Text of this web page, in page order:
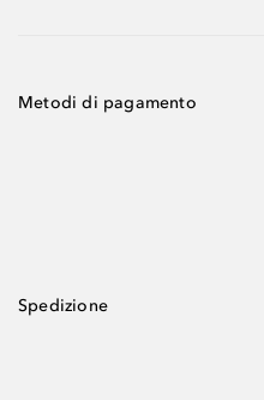
Metodi di pagamento
Spedizione